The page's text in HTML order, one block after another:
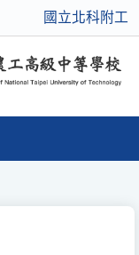
國立北科附工